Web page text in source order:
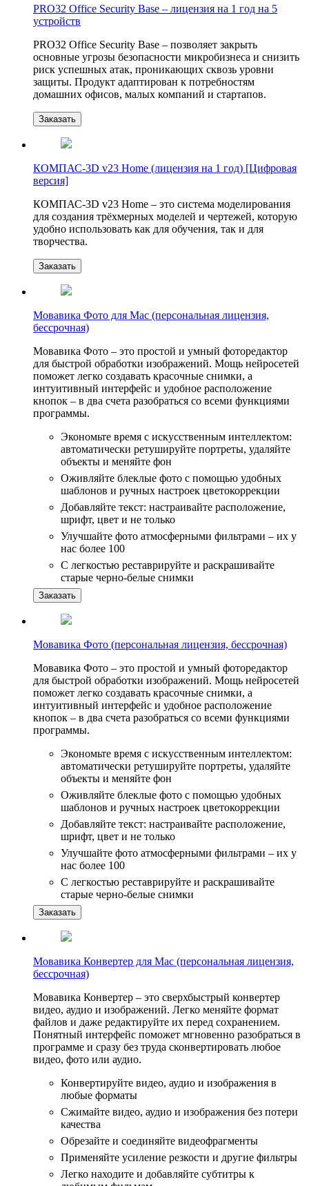
PRO32 Office Security Base – лицензия на 1 год на 5
устройств
PRO32 Office Security Base – позволяет закрыть
основные угрозы безопасности микробизнеса и снизить
риск успешных атак, проникающих сквозь уровни
защиты. Продукт адаптирован к потребностям
домашних офисов, малых компаний и стартапов.
Заказать
КОМПАС-3D v23 Home (лицензия на 1 год) [Цифровая
версия]
КОМПАС-3D v23 Home – это система моделирования
для создания трёхмерных моделей и чертежей, которую
удобно использовать как для обучения, так и для
творчества.
Заказать
Мовавика Фото для Мас (персональная лицензия,
бессрочная)
Мовавика Фото – это простой и умный фоторедактор
для быстрой обработки изображений. Мощь нейросетей
поможет легко создавать красочные снимки, а
интуитивный интерфейс и удобное расположение
кнопок – в два счета разобраться со всеми функциями
программы.
Экономьте время с искусственным интеллектом:
автоматически ретушируйте портреты, удаляйте
объекты и меняйте фон
Оживляйте блеклые фото с помощью удобных
шаблонов и ручных настроек цветокоррекции
Добавляйте текст: настраивайте расположение,
шрифт, цвет и не только
Улучшайте фото атмосферными фильтрами – их у
нас более 100
С легкостью реставрируйте и раскрашивайте
старые черно-белые снимки
Заказать
Мовавика Фото (персональная лицензия, бессрочная)
Мовавика Фото – это простой и умный фоторедактор
для быстрой обработки изображений. Мощь нейросетей
поможет легко создавать красочные снимки, а
интуитивный интерфейс и удобное расположение
кнопок – в два счета разобраться со всеми функциями
программы.
Экономьте время с искусственным интеллектом:
автоматически ретушируйте портреты, удаляйте
объекты и меняйте фон
Оживляйте блеклые фото с помощью удобных
шаблонов и ручных настроек цветокоррекции
Добавляйте текст: настраивайте расположение,
шрифт, цвет и не только
Улучшайте фото атмосферными фильтрами – их у
нас более 100
С легкостью реставрируйте и раскрашивайте
старые черно-белые снимки
Заказать
Мовавика Конвертер для Мас (персональная лицензия,
бессрочная)
Мовавика Конвертер – это сверхбыстрый конвертер
видео, аудио и изображений. Легко меняйте формат
файлов и даже редактируйте их перед сохранением.
Понятный интерфейс поможет мгновенно разобраться в
программе и сразу без труда сконвертировать любое
видео, фото или аудио.
Конвертируйте видео, аудио и изображения в
любые форматы
Сжимайте видео, аудио и изображения без потери
качества
Обрезайте и соединяйте видеофрагменты
Применяйте усиление резкости и другие фильтры
Легко находите и добавляйте субтитры к